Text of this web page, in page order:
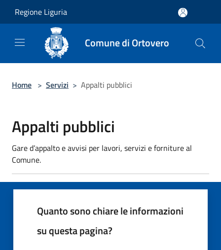
Regione Liguria
Comune di Ortovero
Home > Servizi > Appalti pubblici
Appalti pubblici
Gare d’appalto e avvisi per lavori, servizi e forniture al
Comune.
Quanto sono chiare le informazioni
su questa pagina?